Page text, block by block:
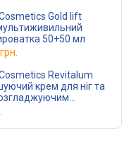
Gold lift
50+50 мл
Revitalum
крем для ніг та
75 мл